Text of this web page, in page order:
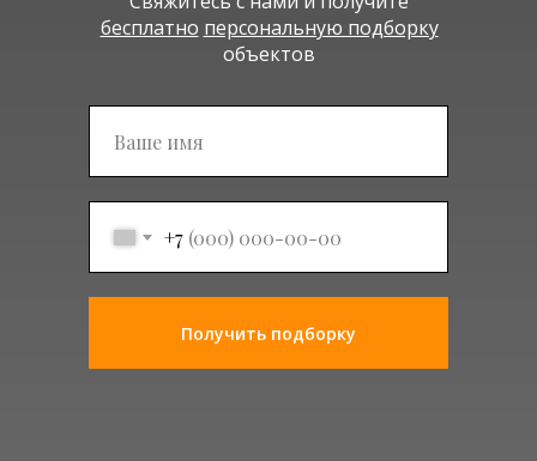
бесплатно персональную подборку
объектов
+7
Получить подборку